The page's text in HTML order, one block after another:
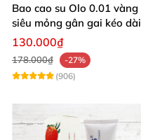
Bao cao su Olo 0.01 vàng
siêu mỏng gân gai kéo dài
yêu đỉnh
130.000₫
178.000₫
-27%
(906)